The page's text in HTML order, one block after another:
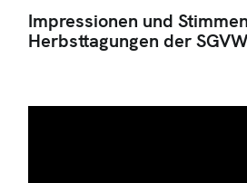
Impressionen und
Herbsttagungen der SGVW